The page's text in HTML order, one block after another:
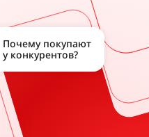
Почему покупают
у конкурентов?